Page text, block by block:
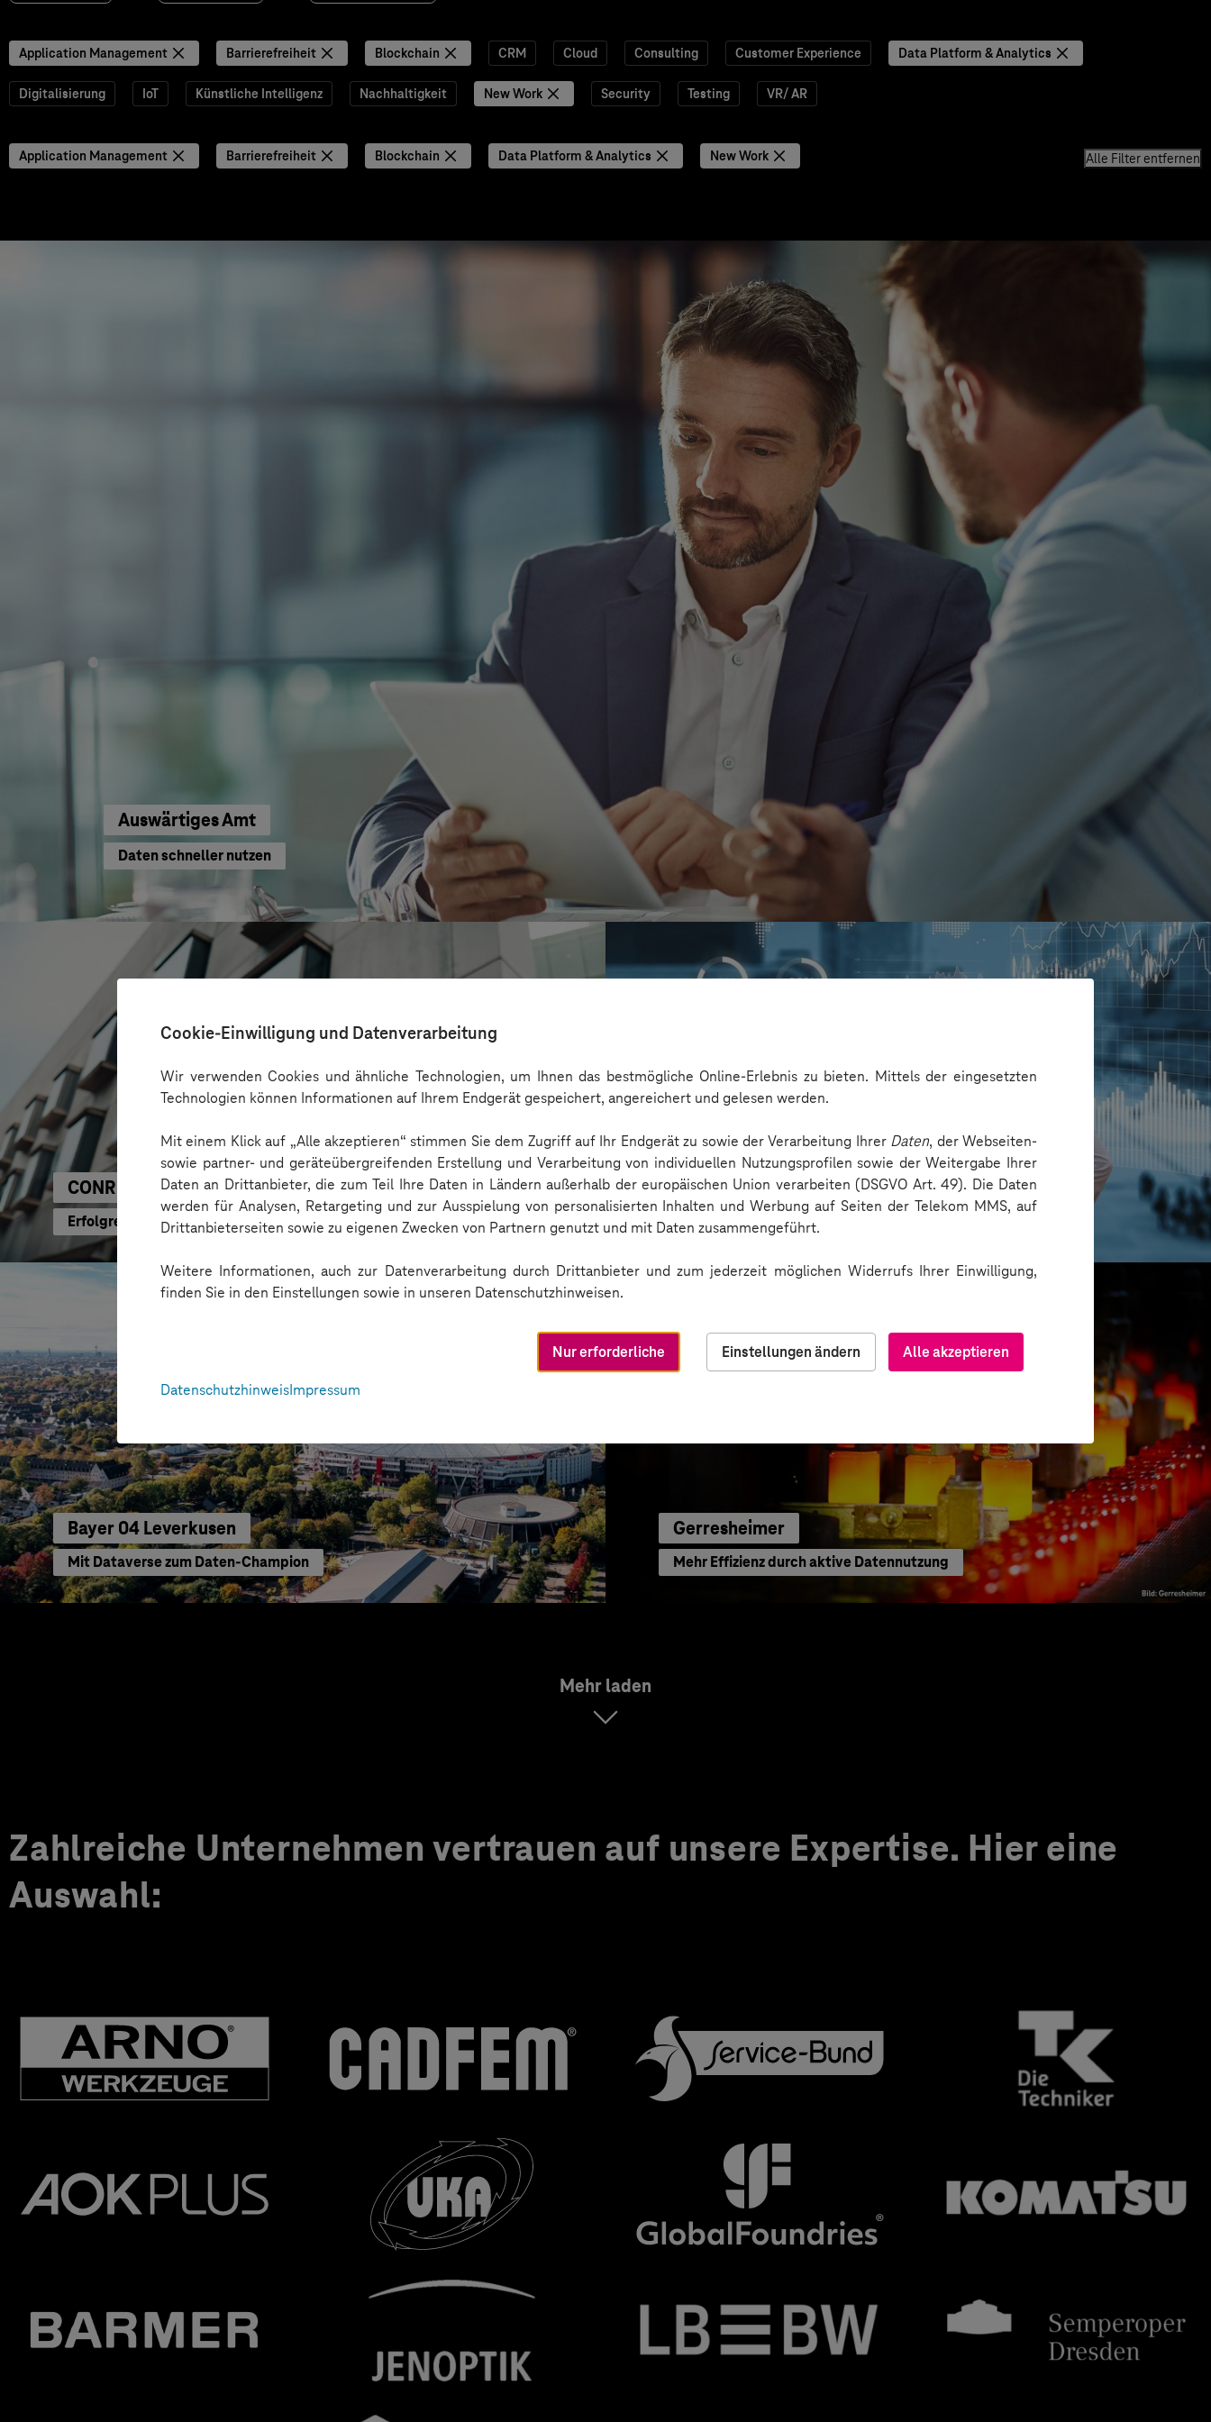
Cookie-Einwilligung und Datenverarbeitung
Wir verwenden Cookies und ähnliche Technologien, um Ihnen das bestmögliche Online-Erlebnis zu bieten. Mittels der eingesetzten
Technologien können Informationen auf Ihrem Endgerät gespeichert, angereichert und gelesen werden.
Mit einem Klick auf „Alle akzeptieren“ stimmen Sie dem Zugriff auf Ihr Endgerät zu sowie der Verarbeitung Ihrer Daten, der Webseiten-
sowie partner- und geräteübergreifenden Erstellung und Verarbeitung von individuellen Nutzungsprofilen sowie der Weitergabe Ihrer
Daten an Drittanbieter, die zum Teil Ihre Daten in Ländern außerhalb der europäischen Union verarbeiten (DSGVO Art. 49). Die Daten
werden für Analysen, Retargeting und zur Ausspielung von personalisierten Inhalten und Werbung auf Seiten der Telekom MMS, auf
Drittanbieterseiten sowie zu eigenen Zwecken von Partnern genutzt und mit Daten zusammengeführt.
Weitere Informationen, auch zur Datenverarbeitung durch Drittanbieter und zum jederzeit möglichen Widerrufs Ihrer Einwilligung,
finden Sie in den Einstellungen sowie in unseren Datenschutzhinweisen.
Alle akzeptieren
Nur erforderliche
Einstellungen ändern
DatenschutzhinweisImpressum
Application Management Barrierefreiheit Blockchain CRM Cloud Consulting Customer Experience Data Platform & Analytics
Digitalisierung IoT Künstliche Intelligenz Nachhaltigkeit New Work Security Testing VR/ AR
Application Management Barrierefreiheit Blockchain Data Platform & Analytics New Work Alle Filter entfernen
Auswärtiges Amt
Daten schneller nutzen
CONREN Land AG
Erfolgreiche Transformation durch gezielte Change-Begleitung
AOK Rheinland/Hamburg
Transparente Marketing-Insights
Bayer 04 Leverkusen
Mit Dataverse zum Daten-Champion
Gerresheimer
Mehr Effizienz durch aktive Datennutzung
Mehr laden
Zahlreiche Unternehmen vertrauen auf unsere Expertise. Hier eine
Auswahl: